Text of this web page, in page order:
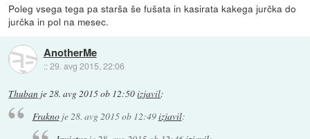
Poleg vsega tega pa starša še fušata in kasirata kakega jurčka do
jurčka in pol na mesec.
AnotherMe
::29. avg 2015, 22:06
Thuban je 28. avg 2015 ob 12:50izjavil:
Fraknoje28. avg 2015 ob 12:49izjavil: